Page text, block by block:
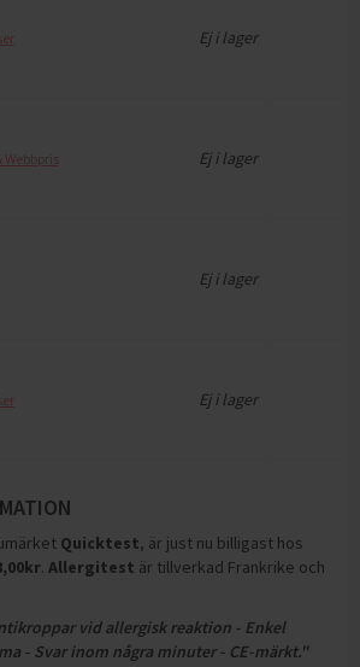
Ej i lager
Ej i lager
Ej i lager
Ej i lager
Quicktest, är just nu billigast hos
kr. Allergitest är tillverkad Frankrike och
vid allergisk reaktion - Enkel
- Svar inom några minuter - CE-märkt."